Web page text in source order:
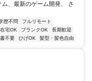
、最新のゲーム開発、 さ
歴不問
フルリモート
在宅OK ブランクOK
長期歓迎
不要 ひげOK 髪型・髪色自由